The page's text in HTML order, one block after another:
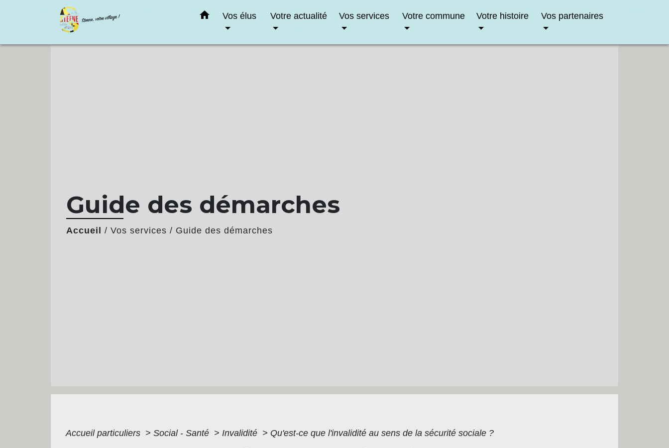
home Vos élus Votre actualité Vos services Votre commune Votre histoire Vos partenaires
Guide des démarches
Accueil / Vos services / Guide des démarches
Accueil particuliers > Social - Santé > Invalidité > Qu'est-ce que l'invalidité au sens de la sécurité sociale ?